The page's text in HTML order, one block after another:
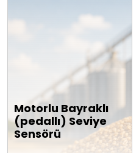
Motorlu Bayraklı
(pedallı) Seviye
Sensörü